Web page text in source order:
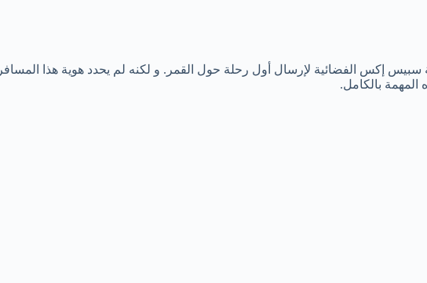
إكس الفضائية لإرسال أول رحلة حول القمر. و لكنه لم يحدد هوية هذا المسافر
بالكامل.